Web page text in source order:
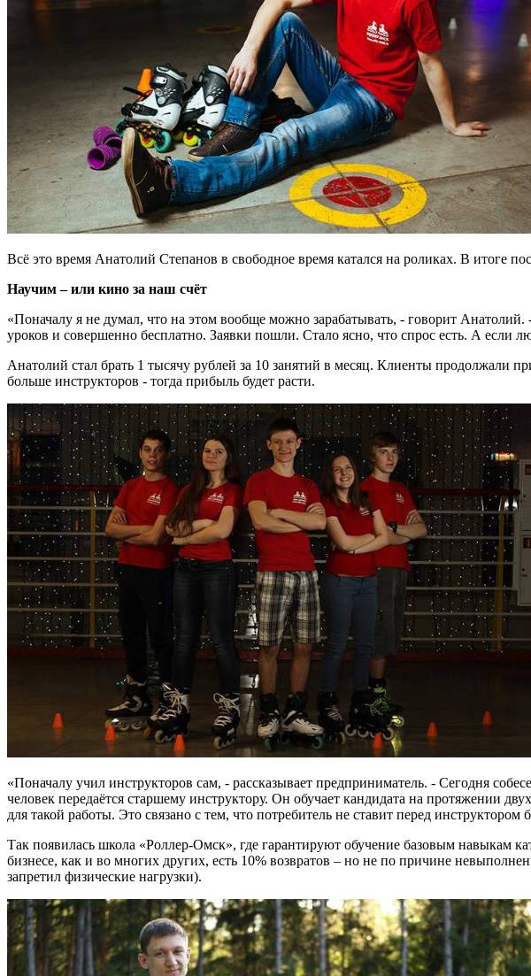
Всё это время Анатолий Степанов в свободное время катался на роликах. В итоге
Научим – или кино за наш счёт
«Поначалу я не думал, что на этом вообще можно зарабатывать, - говорит
уроков и совершенно бесплатно. Заявки пошли. Стало ясно, что спрос есть. А если
Анатолий стал брать 1 тысячу рублей за 10 занятий в месяц. Клиенты продолжали
больше инструкторов - тогда прибыль будет расти.
«Поначалу учил инструкторов сам, - рассказывает предприниматель. - Сегодня
человек передаётся старшему инструктору. Он обучает кандидата на протяжении
для такой работы. Это связано с тем, что потребитель не ставит перед инструктором
Так появилась школа «Роллер-Омск», где гарантируют обучение базовым навыкам
бизнесе, как и во многих других, есть 10% возвратов – но не по причине
запретил физические нагрузки).